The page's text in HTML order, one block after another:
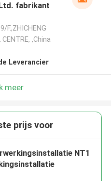
fabrikant
F.,ZHICHENG
CENTRE, ,China
Leverancier
meer
prijs voor
NT1